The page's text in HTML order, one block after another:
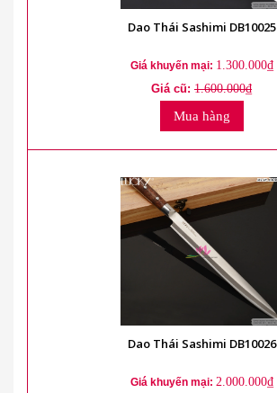
Dao Thái Sashimi DB10025
Giá khuyến mại: 1.300.000₫
Giá cũ: 1.600.000₫
Mua hàng
Dao Thái Sashimi DB10026
Giá khuyến mại: 2.000.000₫